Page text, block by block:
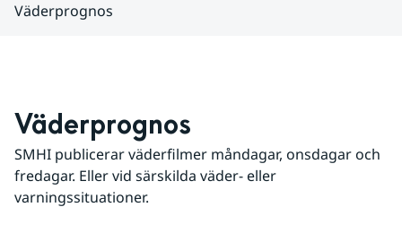
Väderprognos
Väderprognos
SMHI publicerar väderfilmer måndagar, onsdagar och
fredagar. Eller vid särskilda väder- eller
varningssituationer.